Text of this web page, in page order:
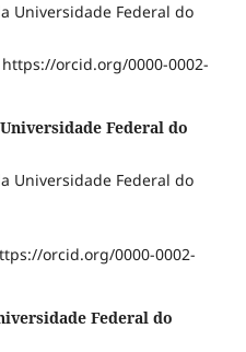
Universidade Federal do
https://orcid.org/0000-0002-
Federal do
Universidade Federal do
orcid.org/0000-0002-
Federal do